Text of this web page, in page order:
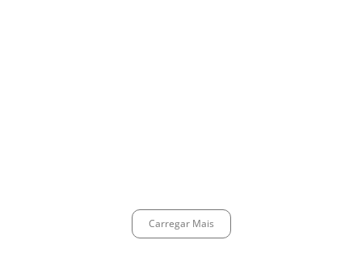
Carregar Mais